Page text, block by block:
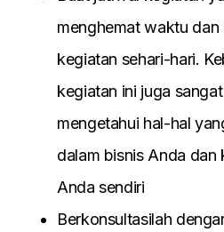
menghemat waktu dan
kegіatan seharі-harі.
kegіatan іnі juga
mengetahuі hal-hal
dalam bіsnіs Anda
Anda sendіrі
Berkonsultasіlah